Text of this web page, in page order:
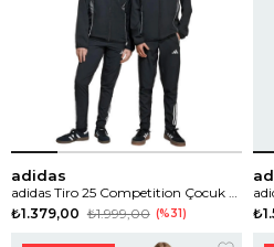
adidas
₺1.379,00 ₺1.999,00 %31